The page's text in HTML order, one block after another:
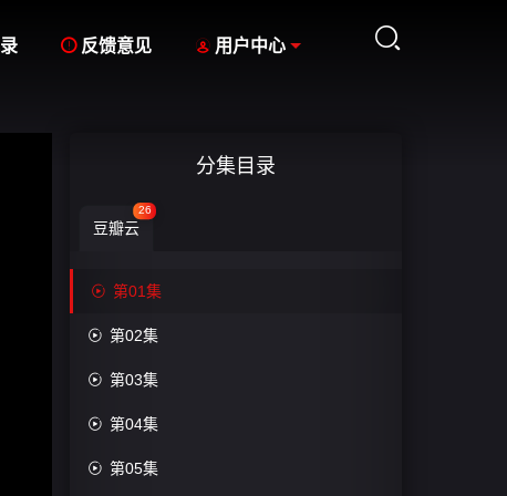

 反馈意见  用户中心
分集目录
豆瓣云
26
 第01集
 第02集
 第03集
 第04集
 第05集